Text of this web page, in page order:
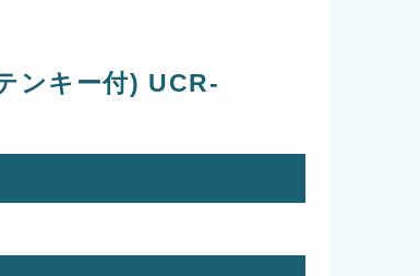
ンキー付) UCR-